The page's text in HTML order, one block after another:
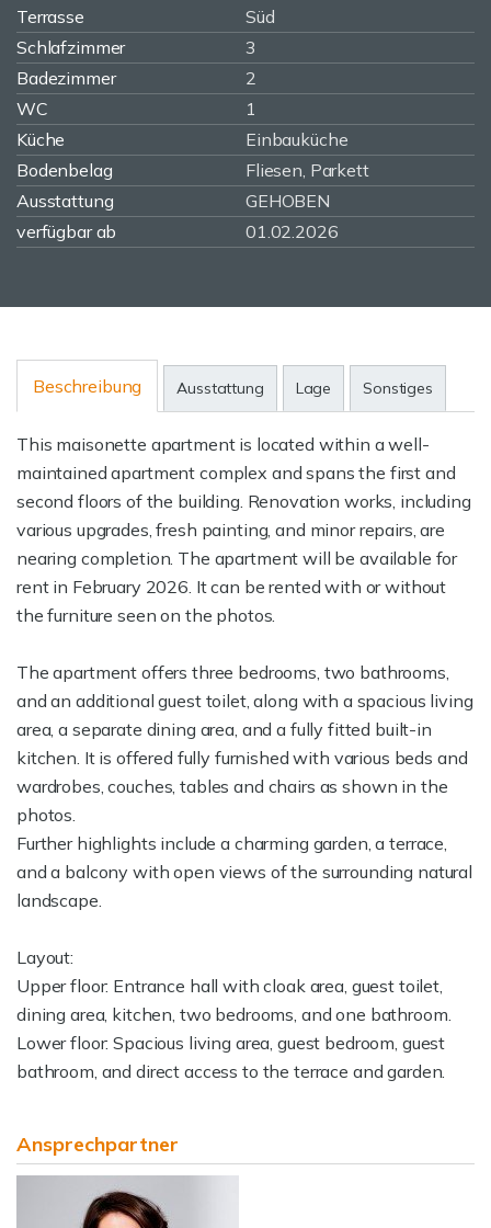
Terrasse
Süd
Schlafzimmer
3
Badezimmer
2
WC
1
Küche
Einbauküche
Bodenbelag
Fliesen, Parkett
Ausstattung
GEHOBEN
verfügbar ab
01.02.2026
Beschreibung Ausstattung Lage Sonstiges
This maisonette apartment is located within a well-
maintained apartment complex and spans the first and
second floors of the building. Renovation works, including
various upgrades, fresh painting, and minor repairs, are
nearing completion. The apartment will be available for
rent in February 2026. It can be rented with or without
the furniture seen on the photos.
The apartment offers three bedrooms, two bathrooms,
and an additional guest toilet, along with a spacious living
area, a separate dining area, and a fully fitted built-in
kitchen. It is offered fully furnished with various beds and
wardrobes, couches, tables and chairs as shown in the
photos.
Further highlights include a charming garden, a terrace,
and a balcony with open views of the surrounding natural
landscape.
Layout:
Upper floor: Entrance hall with cloak area, guest toilet,
dining area, kitchen, two bedrooms, and one bathroom.
Lower floor: Spacious living area, guest bedroom, guest
bathroom, and direct access to the terrace and garden.
Ansprechpartner